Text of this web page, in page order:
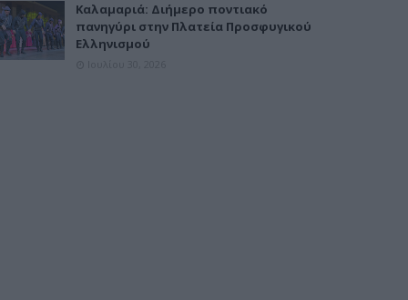
Καλαμαριά: Διήμερο ποντιακό
πανηγύρι στην Πλατεία Προσφυγικού
Ελληνισμού